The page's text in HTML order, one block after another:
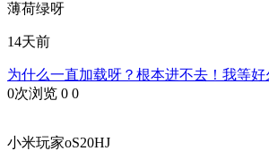
薄荷绿呀
14天前
为什么一直加载呀？根本进不去！我等
0次浏览 0 0
小米玩家oS20HJ